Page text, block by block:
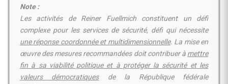
Note :
Les activités de Reiner Fuellmich constituent un défi
complexe pour les services de sécurité, défi qui nécessite
uneréponse coordonnée et multidimensionnelle. La mise en
œuvre des mesures recommandées doit contribuer à mettre
fin à sa viabilité politique et à protéger la sécurité et les
valeurs démocratiquesde la République fédérale